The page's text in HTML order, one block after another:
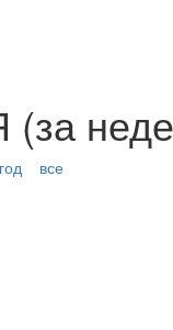
все